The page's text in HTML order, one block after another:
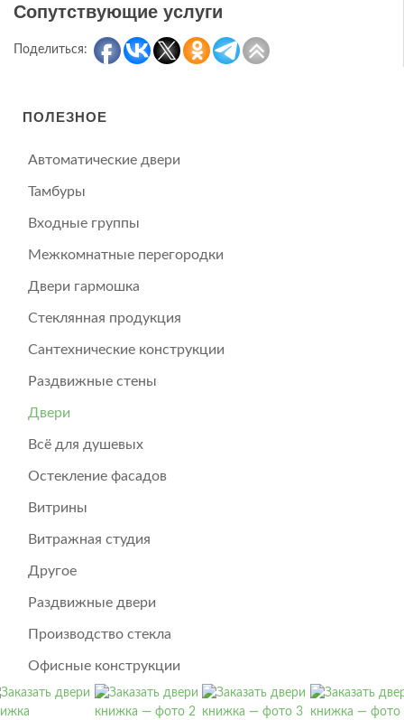
Сопутствующие услуги
Поделиться:
ПОЛЕЗНОЕ
Автоматические двери
Тамбуры
Входные группы
Межкомнатные перегородки
Двери гармошка
Стеклянная продукция
Сантехнические конструкции
Раздвижные стены
Двери
Всё для душевых
Остекление фасадов
Витрины
Витражная студия
Другое
Раздвижные двери
Производство стекла
Офисные конструкции